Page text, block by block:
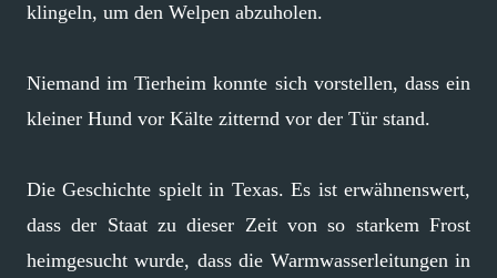
klingeln, um den Welpen abzuholen.
Niemand im Tierheim konnte sich vorstellen, dass ein
kleiner Hund vor Kälte zitternd vor der Tür stand.
Die Geschichte spielt in Texas. Es ist erwähnenswert,
dass der Staat zu dieser Zeit von so starkem Frost
heimgesucht wurde, dass die Warmwasserleitungen in